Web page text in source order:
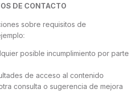
DE CONTACTO
sobre requisitos de
posible incumplimiento por parte
de acceso al contenido
consulta o sugerencia de mejora